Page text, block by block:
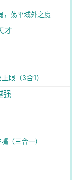
，荡平域外之魔
才
眼（3合1）
强
（三合一）